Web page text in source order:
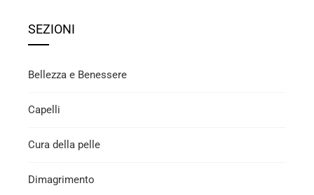
SEZIONI
Bellezza e Benessere
Capelli
Cura della pelle
Dimagrimento